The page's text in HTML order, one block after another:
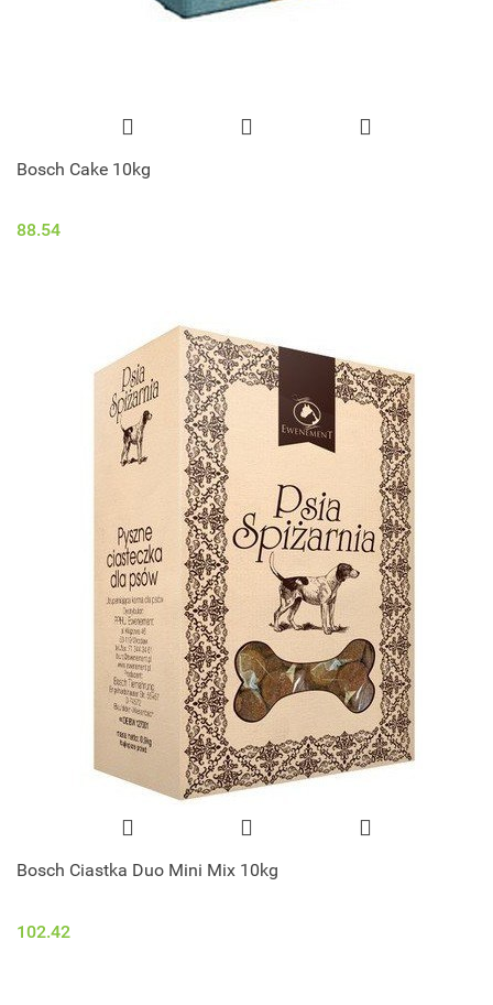
Bosch Cake 10kg
88.54
Bosch Ciastka Duo Mini Mix 10kg
102.42